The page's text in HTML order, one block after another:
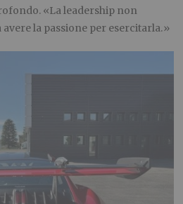
«La leadership non
la passione per esercitarla.»